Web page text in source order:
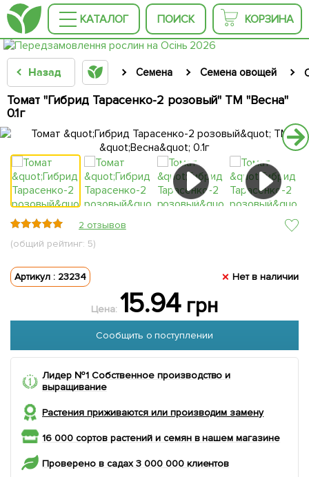
КАТАЛОГ ПОИСК КОРЗИНА
Назад Семена Семена овощей
Томат "Гибрид Тарасенко-2 розовый" ТМ "Весна"
0.1г
2 отзывов
(общий рейтинг: 5)
Артикул : 23234 Нет в наличии
Цена: 15.94грн
Сообщить о поступлении
Лидер №1 Собственное производство и
выращивание
Растения приживаются или производим замену
16 000 сортов растений и семян в нашем магазине
Проверено в садах 3 000 000 клиентов